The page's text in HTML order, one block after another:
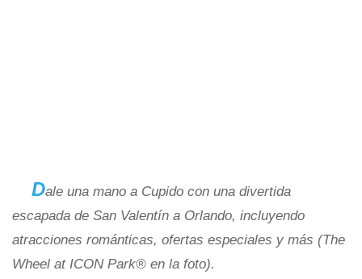
Dale una mano a Cupido con una divertida
escapada de San Valentín a Orlando, incluyendo
atracciones románticas, ofertas especiales y más (The
Wheel at ICON Park® en la foto).